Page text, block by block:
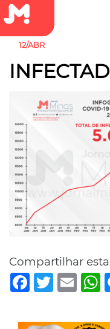
12/ABR
Compartilhar
Facebook
TwitterEmail